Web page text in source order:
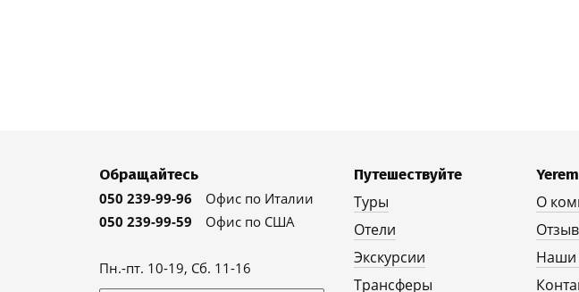
Обращайтесь
050 239-99-96
Офис по Италии
050 239-99-59
Офис по США
Пн.-пт. 10-19, Сб. 11-16
Путешествуйте
Туры
Отели
Экскурсии
Трансферы
О
Наши